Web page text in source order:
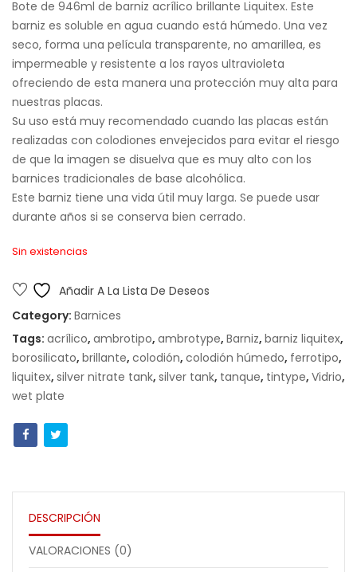
original
era:
42,00€.
actual
es:
40,00€.
Bote de 946ml de barniz acrílico brillante Liquitex. Este
barniz es soluble en agua cuando está húmedo. Una vez
seco, forma una película transparente, no amarillea, es
impermeable y resistente a los rayos ultravioleta
ofreciendo de esta manera una protección muy alta para
nuestras placas.
Su uso está muy recomendado cuando las placas están
realizadas con colodiones envejecidos para evitar el riesgo
de que la imagen se disuelva que es muy alto con los
barnices tradicionales de base alcohólica.
Este barniz tiene una vida útil muy larga. Se puede usar
durante años si se conserva bien cerrado.
Sin existencias
Añadir A La Lista De Deseos
Category: Barnices
Tags: acrílico, ambrotipo, ambrotype, Barniz, barniz liquitex,
borosilicato, brillante, colodión, colodión húmedo, ferrotipo,
liquitex, silver nitrate tank, silver tank, tanque, tintype, Vidrio,
wet plate
DESCRIPCIÓN
VALORACIONES (0)